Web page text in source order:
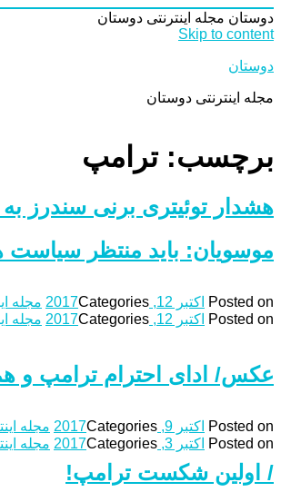
دوستان مجله اینترنتی دوستان
Skip to content
دوستان
مجله اینترنتی دوستان
برچسب: ترامپ
هشدار توئیتری برنی سندرز
Posted on اکتبر 12, 2017 Categories مجله
موسویان: باید منتظر سیاست
Posted on اکتبر 12, 2017 Categories مجله
Posted on اکتبر 9, 2017 Categories مجله
عکس/ ادای احترام ترامپ و
Posted on اکتبر 3, 2017 Categories مجله
/ اولین شکست ترامپ!